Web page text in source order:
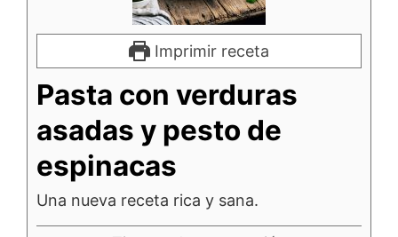
Imprimir receta
Pasta con verduras
asadas y pesto de
espinacas
Una nueva receta rica y sana.